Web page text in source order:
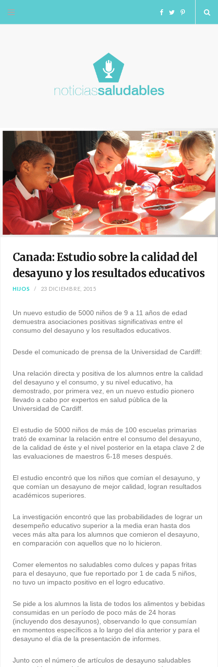
F
o
o
k
T
e
r
I
g
r
a
m
Canada: Estudio sobre la calidad del
desayuno y los resultados educativos
HIJOS 23 DICIEMBRE, 2015
Un nuevo estudio de 5000 niños de 9 a 11 años de edad
demuestra asociaciones positivas significativas entre el
consumo del desayuno y los resultados educativos.
Desde el comunicado de prensa de la Universidad de Cardiff:
Una relación directa y positiva de los alumnos entre la calidad
del desayuno y el consumo, y su nivel educativo, ha
demostrado, por primera vez, en un nuevo estudio pionero
llevado a cabo por expertos en salud pública de la
Universidad de Cardiff.
El estudio de 5000 niños de más de 100 escuelas primarias
trató de examinar la relación entre el consumo del desayuno,
de la calidad de éste y el nivel posterior en la etapa clave 2 de
las evaluaciones de maestros 6-18 meses después.
El estudio encontró que los niños que comían el desayuno, y
que comían un desayuno de mejor calidad, logran resultados
académicos superiores.
La investigación encontró que las probabilidades de lograr un
desempeño educativo superior a la media eran hasta dos
veces más alta para los alumnos que comieron el desayuno,
en comparación con aquellos que no lo hicieron.
Comer elementos no saludables como dulces y papas fritas
para el desayuno, que fue reportado por 1 de cada 5 niños,
no tuvo un impacto positivo en el logro educativo.
Se pide a los alumnos la lista de todos los alimentos y bebidas
consumidas en un período de poco más de 24 horas
(incluyendo dos desayunos), observando lo que consumían
en momentos específicos a lo largo del día anterior y para el
desayuno el día de la presentación de informes.
Junto con el número de artículos de desayuno saludables